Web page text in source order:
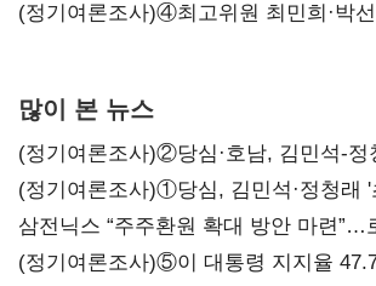
'한 자릿수'
(정기여론조사)④최고위원 최민희·박
많이 본 뉴스
(정기여론조사)②당심·호남, 김민석-정
(정기여론조사)①당심, 김민석·정청래
지지도 '50% 아래로'(종합)
삼전닉스 “주주환원 확대 방안 마련”…
보내
(정기여론조사)⑤이 대통령 지지율